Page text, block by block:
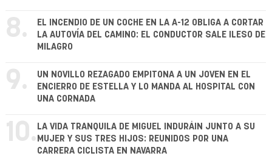
8.
EL INCENDIO DE UN COCHE EN LA A-12 OBLIGA A CORTAR
LA AUTOVÍA DEL CAMINO: EL CONDUCTOR SALE ILESO DE
MILAGRO
9.
UN NOVILLO REZAGADO EMPITONA A UN JOVEN EN EL
ENCIERRO DE ESTELLA Y LO MANDA AL HOSPITAL CON
UNA CORNADA
10. LA VIDA TRANQUILA DE MIGUEL INDURÁIN JUNTO A SU
MUJER Y SUS TRES HIJOS: REUNIDOS POR UNA
CARRERA CICLISTA EN NAVARRA